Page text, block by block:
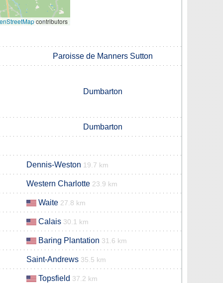
contributors
Paroisse de Manners Sutton
Dumbarton
Dumbarton
Dennis-Weston 19.7 km
Western Charlotte 23.9 km
Waite 27.8 km
Calais 30.1 km
Baring Plantation 31.6 km
Saint-Andrews 35.5 km
Topsfield 37.2 km